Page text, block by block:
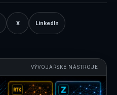
X LinkedIn
VÝVOJÁŘSKÉ NÁSTROJE